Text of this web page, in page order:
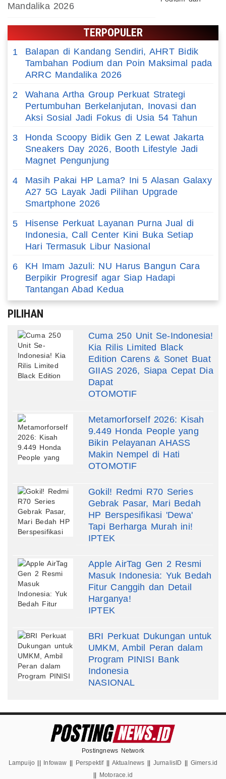
Mandalika 2026
TERPOPULER
1
Balapan di Kandang Sendiri, AHRT Bidik
Tambahan Podium dan Poin Maksimal pada
ARRC Mandalika 2026
2
Wahana Artha Group Perkuat Strategi
Pertumbuhan Berkelanjutan, Inovasi dan
Aksi Sosial Jadi Fokus di Usia 54 Tahun
3
Honda Scoopy Bidik Gen Z Lewat Jakarta
Sneakers Day 2026, Booth Lifestyle Jadi
Magnet Pengunjung
4
Masih Pakai HP Lama? Ini 5 Alasan Galaxy
A27 5G Layak Jadi Pilihan Upgrade
Smartphone 2026
5
Hisense Perkuat Layanan Purna Jual di
Indonesia, Call Center Kini Buka Setiap
Hari Termasuk Libur Nasional
6
KH Imam Jazuli: NU Harus Bangun Cara
Berpikir Progresif agar Siap Hadapi
Tantangan Abad Kedua
PILIHAN
Cuma 250 Unit Se-Indonesia!
Kia Rilis Limited Black
Edition Carens & Sonet Buat
GIIAS 2026, Siapa Cepat Dia
Dapat
OTOMOTIF
Metamorforself 2026: Kisah
9.449 Honda People yang
Bikin Pelayanan AHASS
Makin Nempel di Hati
OTOMOTIF
Gokil! Redmi R70 Series
Gebrak Pasar, Mari Bedah
HP Berspesifikasi 'Dewa'
Tapi Berharga Murah ini!
IPTEK
Apple AirTag Gen 2 Resmi
Masuk Indonesia: Yuk Bedah
Fitur Canggih dan Detail
Harganya!
IPTEK
BRI Perkuat Dukungan untuk
UMKM, Ambil Peran dalam
Program PINISI Bank
Indonesia
NASIONAL
Postingnews Network
Lampuijo
Infowaw Perspektif|| Aktualnews JurnalisID
Gimers.id
Motorace.id